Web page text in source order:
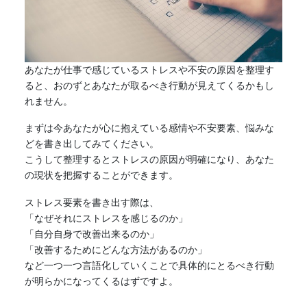
あなたが仕事で感じているストレスや不安の原因を整理す
ると、おのずとあなたが取るべき行動が見えてくるかもし
れません。
まずは今あなたが心に抱えている感情や不安要素、悩みな
どを書き出してみてください。
こうして整理するとストレスの原因が明確になり、あなた
の現状を把握することができます。
ストレス要素を書き出す際は、
「なぜそれにストレスを感じるのか」
「自分自身で改善出来るのか」
「改善するためにどんな方法があるのか」
など一つ一つ言語化していくことで具体的にとるべき行動
が明らかになってくるはずですよ。